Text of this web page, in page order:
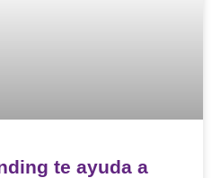
te ayuda a